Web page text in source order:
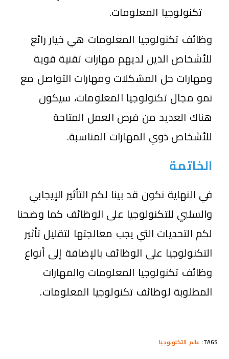
تكنولوجيا المعلومات.
وظائف تكنولوجيا المعلومات هي خيار رائع
للأشخاص الذين لديهم مهارات تقنية قوية
ومهارات حل المشكلات ومهارات التواصل مع
نمو مجال تكنولوجيا المعلومات، سيكون
هناك العديد من فرص العمل المتاحة
للأشخاص ذوي المهارات المناسبة.
الخاتمة
في النهاية نكون قد بينا لكم التأثير الإيجابي
والسلبي للتكنولوجيا على الوظائف كما وضحنا
لكم التحديات التي يجب معالجتها لتقليل تأثير
التكنولوجيا على الوظائف بالإضافة إلى أنواع
وظائف تكنولوجيا المعلومات والمهارات
المطلوبة لوظائف تكنولوجيا المعلومات.
TAGS
: عالم التكنولوجيا